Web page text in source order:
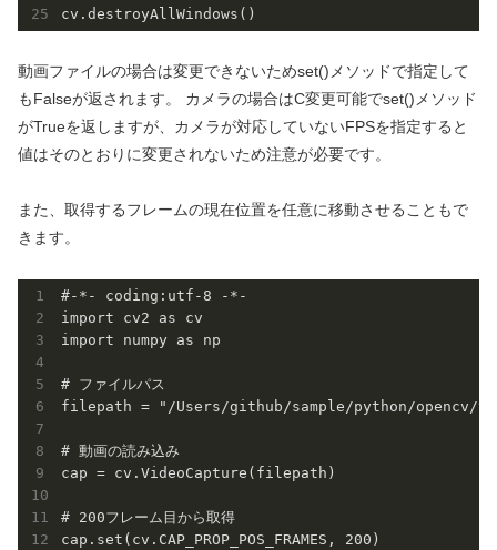
cv.destroyAllWindows()
動画ファイルの場合は変更できないためset()メソッドで指定して
もFalseが返されます。 カメラの場合はC変更可能でset()メソッド
がTrueを返しますが、カメラが対応していないFPSを指定すると
値はそのとおりに変更されないため注意が必要です。
また、取得するフレームの現在位置を任意に移動させることもで
きます。
#-*- coding:utf-8 -*-
import cv2 as cv
import numpy as np
# ファイルパス
filepath = "/Users/github/sample/python/opencv/
# 動画の読み込み
cap = cv.VideoCapture(filepath)
# 200フレーム目から取得
cap.set(cv.CAP_PROP_POS_FRAMES, 200)